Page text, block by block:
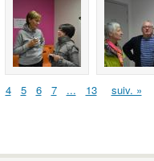
4 5 6 7 ... 13 suiv. »